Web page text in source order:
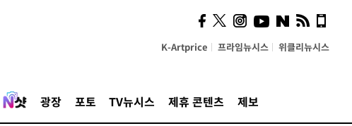
K-Artprice 프라임뉴시스 위클리뉴시스
광장 포토 TV뉴시스 제휴 콘텐츠 제보
사이 해답 찾았죠"…알을
깨고 나온 '초자아'